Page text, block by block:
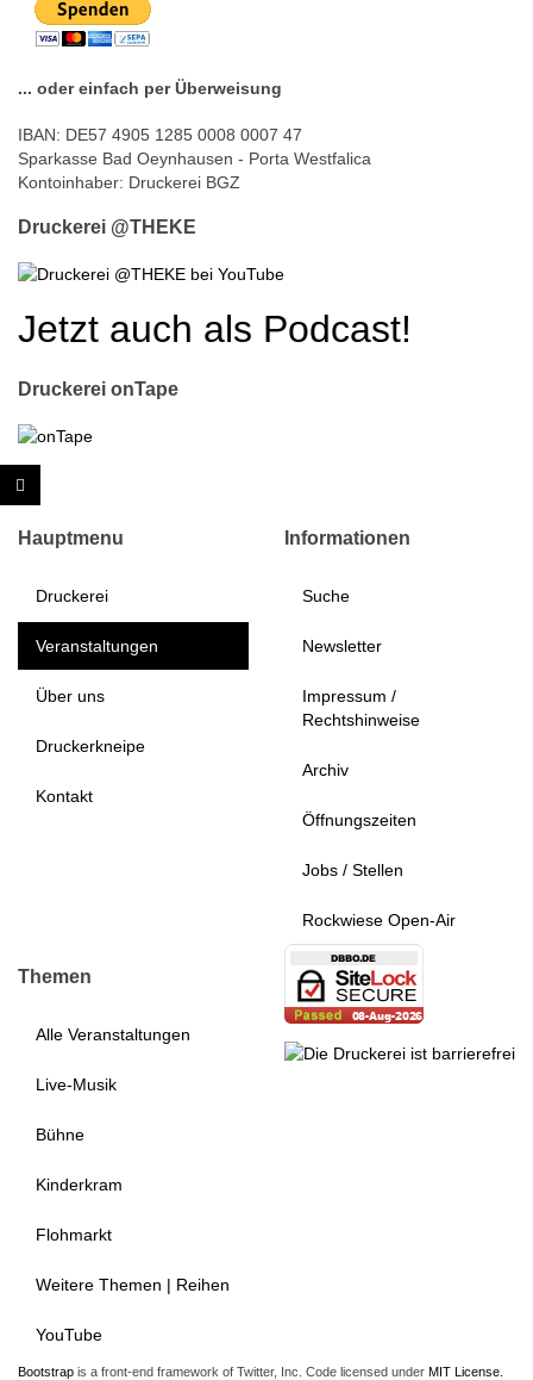
... oder einfach per Überweisung
IBAN: DE57 4905 1285 0008 0007 47
Sparkasse Bad Oeynhausen - Porta Westfalica
Kontoinhaber: Druckerei BGZ
Druckerei @THEKE
Jetzt auch als Podcast!
Druckerei onTape
Hauptmenu
Druckerei
Veranstaltungen
Über uns
Druckerkneipe
Kontakt
Informationen
Suche
Newsletter
Impressum /
Rechtshinweise
Archiv
Öffnungszeiten
Jobs / Stellen
Rockwiese Open-Air
Themen
Alle Veranstaltungen
Live-Musik
Bühne
Kinderkram
Flohmarkt
Weitere Themen | Reihen
YouTube
Bootstrap is a front-end framework of Twitter, Inc. Code licensed under MIT License.